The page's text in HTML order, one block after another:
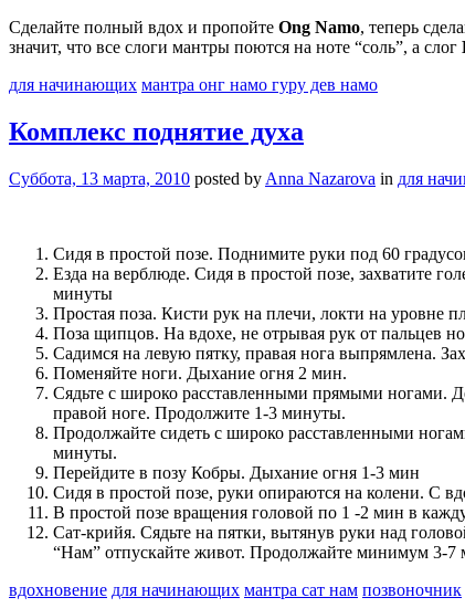
Сделайте полный вдох и пропойте Ong Namo, теперь
значит, что все слоги мантры поются на ноте “соль”, а слог
для начинающих мантра онг намо гуру дев намо
Комплекс поднятие духа
Суббота, 13 марта, 2010 posted by Anna Nazarova in для
Сидя в простой позе. Поднимите руки под 60
Езда на верблюде. Сидя в простой позе, захватите
минуты
Простая поза. Кисти рук на плечи, локти на уровне
Поза щипцов. На вдохе, не отрывая рук от пальцев
Садимся на левую пятку, правая нога выпрямлена.
Поменяйте ноги. Дыхание огня 2 мин.
Сядьте с широко расставленными прямыми ногами.
правой ноге. Продолжите 1-3 минуты.
Продолжайте сидеть с широко расставленными
минуты.
Перейдите в позу Кобры. Дыхание огня 1-3 мин
Сидя в простой позе, руки опираются на колени. С
В простой позе вращения головой по 1 -2 мин в
Сат-крийя. Сядьте на пятки, вытянув руки над
“Нам” отпускайте живот. Продолжайте минимум 3-7
вдохновение для начинающих мантра сат нам позвоночник